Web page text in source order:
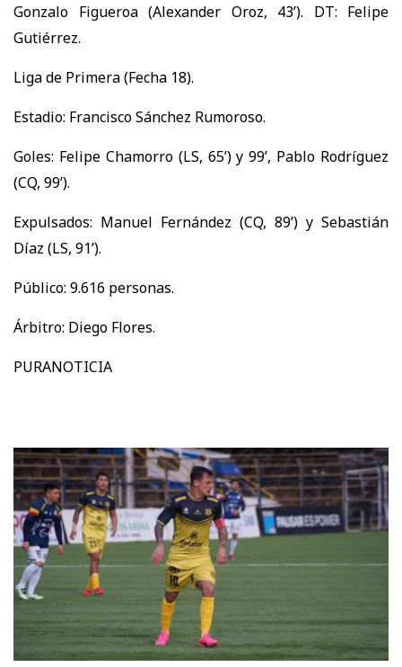
Gonzalo Figueroa (Alexander Oroz, 43’). DT: Felipe
Gutiérrez.
Liga de Primera (Fecha 18).
Estadio: Francisco Sánchez Rumoroso.
Goles: Felipe Chamorro (LS, 65’) y 99’, Pablo Rodríguez
(CQ, 99’).
Expulsados: Manuel Fernández (CQ, 89’) y Sebastián
Díaz (LS, 91’).
Público: 9.616 personas.
Árbitro: Diego Flores.
PURANOTICIA